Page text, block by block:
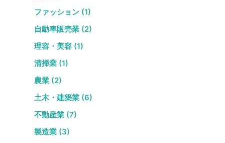
ファッション (1)
自動車販売業 (2)
理容・美容 (1)
清掃業 (1)
農業 (2)
土木・建築業 (6)
不動産業 (7)
製造業 (3)